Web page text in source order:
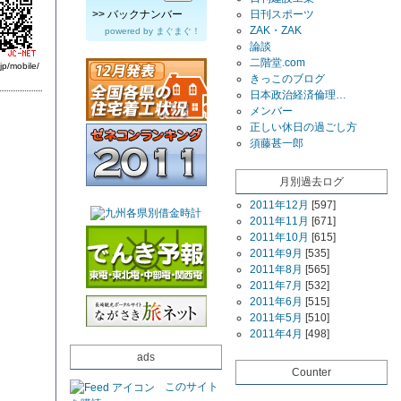
mobile/
>> バックナンバー
powered by まぐまぐ！
ads
このサイト
日刊スポーツ
ZAK・ZAK
論談
二階堂.com
きっこのブログ
日本政治経済倫理…
メンバー
正しい休日の過ごし方
須藤甚一郎
月別過去ログ
2011年12月 [597]
2011年11月 [671]
2011年10月 [615]
2011年9月 [535]
2011年8月 [565]
2011年7月 [532]
2011年6月 [515]
2011年5月 [510]
2011年4月 [498]
Counter